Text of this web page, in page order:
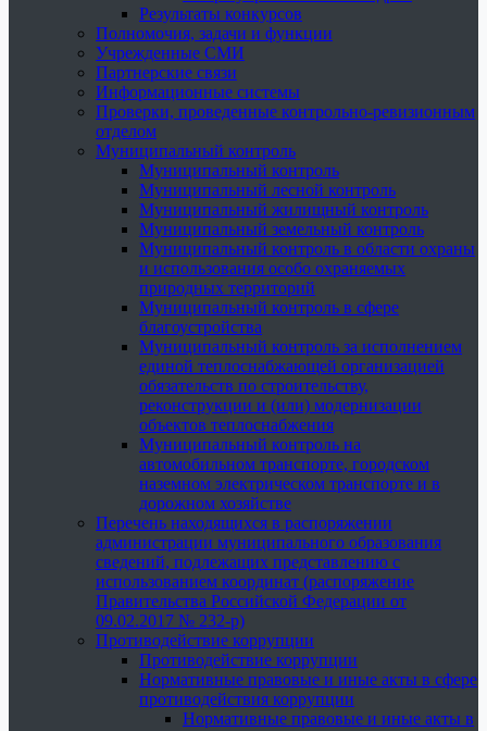
Результаты конкурсов
Полномочия, задачи и функции
Учрежденные СМИ
Партнерские связи
Информационные системы
Проверки, проведенные контрольно-ревизионным
отделом
Муниципальный контроль
Муниципальный контроль
Муниципальный лесной контроль
Муниципальный жилищный контроль
Муниципальный земельный контроль
Муниципальный контроль в области охраны
и использования особо охраняемых
природных территорий
Муниципальный контроль в сфере
благоустройства
Муниципальный контроль за исполнением
единой теплоснабжающей организацией
обязательств по строительству,
реконструкции и (или) модернизации
объектов теплоснабжения
Муниципальный контроль на
автомобильном транспорте, городском
наземном электрическом транспорте и в
дорожном хозяйстве
Перечень находящихся в распоряжении
администрации муниципального образования
сведений, подлежащих представлению с
использованием координат (распоряжение
Правительства Российской Федерации от
09.02.2017 № 232-р)
Противодействие коррупции
Противодействие коррупции
Нормативные правовые и иные акты в сфере
противодействия коррупции
Нормативные правовые и иные акты в